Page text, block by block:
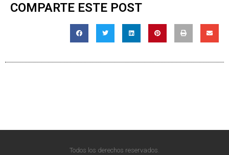
COMPARTE ESTE POST
Todos los derechos reservados.